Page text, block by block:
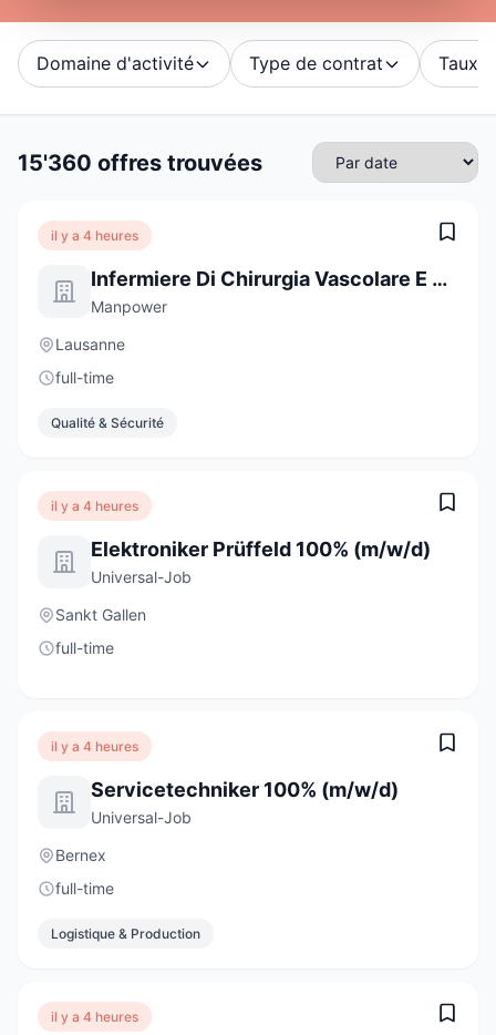
Domaine d'activité Type de contrat Taux
15'360 offres trouvées
il y a 4 heures
Infermiere Di Chirurgia Vascolare E Cardiaca
Manpower
Lausanne
full-time
Qualité & Sécurité
il y a 4 heures
Elektroniker Prüffeld 100% (m/w/d)
Universal-Job
Sankt Gallen
full-time
il y a 4 heures
Servicetechniker 100% (m/w/d)
Universal-Job
Bernex
full-time
Logistique & Production
il y a 4 heures